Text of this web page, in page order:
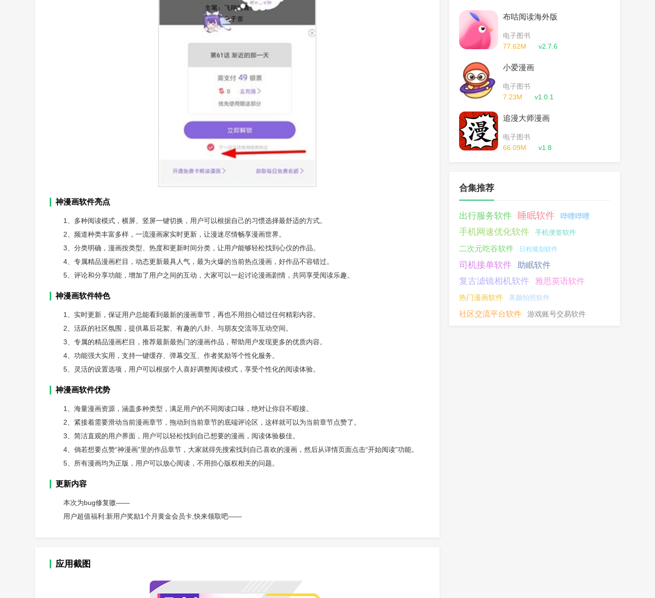
神漫画软件亮点
1、多种阅读模式，横屏、竖屏一键切换，用户可以根据自己的习惯选择最舒适的方式。
2、频道种类丰富多样，一流漫画家实时更新，让漫迷尽情畅享漫画世界。
3、分类明确，漫画按类型、热度和更新时间分类，让用户能够轻松找到心仪的作品。
4、专属精品漫画栏目，动态更新最具人气，最为火爆的当前热点漫画，好作品不容错过。
5、评论和分享功能，增加了用户之间的互动，大家可以一起讨论漫画剧情，共同享受阅读乐趣。
神漫画软件特色
1、实时更新，保证用户总能看到最新的漫画章节，再也不用担心错过任何精彩内容。
2、活跃的社区氛围，提供幕后花絮、有趣的八卦、与朋友交流等互动空间。
3、专属的精品漫画栏目，推荐最新最热门的漫画作品，帮助用户发现更多的优质内容。
4、功能强大实用，支持一键缓存、弹幕交互、作者奖励等个性化服务。
5、灵活的设置选项，用户可以根据个人喜好调整阅读模式，享受个性化的阅读体验。
神漫画软件优势
1、海量漫画资源，涵盖多种类型，满足用户的不同阅读口味，绝对让你目不暇接。
2、紧接着需要滑动当前漫画章节，拖动到当前章节的底端评论区，这样就可以为当前章节点赞了。
3、简洁直观的用户界面，用户可以轻松找到自己想要的漫画，阅读体验极佳。
4、倘若想要点赞“神漫画”里的作品章节，大家就得先搜索找到自己喜欢的漫画，然后从详情页面点击“开始阅读”功能。
5、所有漫画均为正版，用户可以放心阅读，不用担心版权相关的问题。
更新内容
本次为bug修复嗷——
用户超值福利:新用户奖励1个月黄金会员卡,快来领取吧——
应用截图
布咕阅读海外版
电子图书
77.62M
v2.7.6
小爱漫画
电子图书
7.23M
v1.0.1
追漫大师漫画
电子图书
66.09M
v1.8
合集推荐
出行服务软件 睡眠软件 哔哩哔哩
手机网速优化软件 手机便签软件
二次元吃谷软件 日程规划软件
司机接单软件 助眠软件
复古滤镜相机软件 雅思英语软件
热门漫画软件 美颜拍照软件
社区交流平台软件 游戏账号交易软件